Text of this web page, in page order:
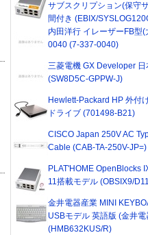
サブスクリプション(保守
間付き (EBIX/
内田洋行 イレーザーFB型
0040 (7-337-0040)
三菱電機 GX Developer 日
(SW8D5C-GPPW-J)
Hewlett-Packard HP 外付
ドライブ (701498-B21)
CISCO Japan 250V AC
Cable (CAB-TA-250V-JP=)
PLAT'HOME OpenBlocks
11搭載モデル (OBSIX9/
金井電器産業 MINI
USBモデル 英語版 (金井電
(HMB632KUS/R)